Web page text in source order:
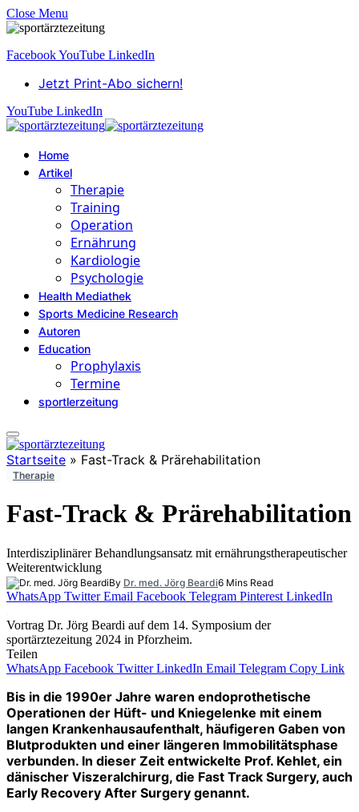
Close Menu
FacebookYouTube LinkedIn
Jetzt Print-Abo sichern!
YouTube LinkedIn
Home
Artikel
Therapie
Training
Operation
Ernährung
Kardiologie
Psychologie
Health Mediathek
Sports Medicine Research
Autoren
Education
Prophylaxis
Termine
sportlerzeitung
Startseite » Fast-Track & Prärehabilitation
Therapie
Fast-Track & Prärehabilitation
Interdisziplinärer Behandlungsansatz mit ernährungstherapeutischer
Weiterentwicklung
By Dr. med. Jörg Beardi6 Mins Read
WhatsApp Twitter Email Facebook Telegram Pinterest LinkedIn
Vortrag Dr. Jörg Beardi auf dem 14. Symposium der
sportärztezeitung 2024 in Pforzheim.
Teilen
WhatsApp Facebook Twitter LinkedIn Email Telegram Copy Link
Bis in die 1990er Jahre waren endoprothetische
Operationen der Hüft- und Kniegelenke mit einem
langen Krankenhausaufenthalt, häufigeren Gaben von
Blutprodukten und einer längeren Immobilitätsphase
verbunden. In dieser Zeit entwickelte Prof. Kehlet, ein
dänischer Viszeralchirurg, die Fast Track Surgery, auch
Early Recovery After Surgery genannt.